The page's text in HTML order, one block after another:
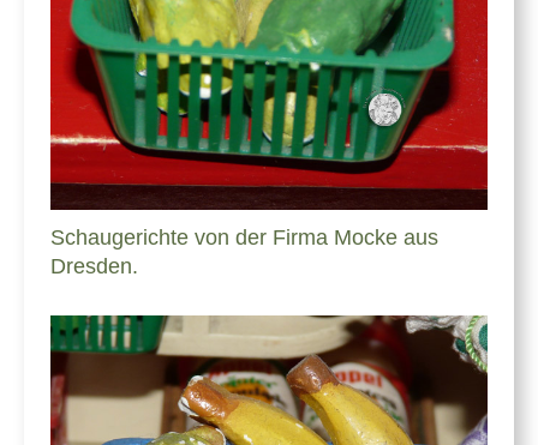
Schaugerichte von der Firma Mocke aus
Dresden.